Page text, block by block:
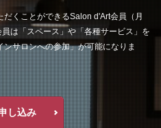
くことができるSalon d'Art会員（月
は「スペース」や「各種サービス」を
サロンへの参加」が可能になりま
し込み